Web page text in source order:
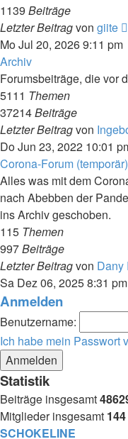
1139 Beiträge
Letzter Beitragvon giite
Mo Jul 20, 2026 9:11 pm
Archiv
Forumsbeiträge, die vor
5111 Themen
37214Beiträge
Letzter Beitragvon
Do Jun 23, 2022 10:01
Corona-Forum (temporär)
Alles was mit dem
nach Abebben der
ins Archiv geschoben.
115 Themen
997Beiträge
Letzter Beitragvon Dany
Sa Dez 06, 2025 8:31 pm
Anmelden
Benutzername:
Ich habe mein Passwort
Statistik
Beiträge insgesamt
Mitglieder insgesamt 144
SCHOKELINE